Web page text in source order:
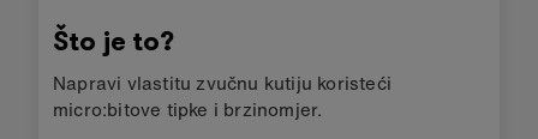
Što je to?
Napravi vlastitu zvučnu kutiju koristeći
micro:bitove tipke i brzinomjer.